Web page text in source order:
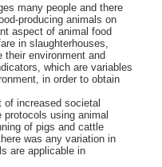
many people and there
producing animals on
aspect of animal food
in slaughterhouses,
their environment and
which are variables
in order to obtain
of increased societal
using animal
of pigs and cattle
was any variation in
are applicable in